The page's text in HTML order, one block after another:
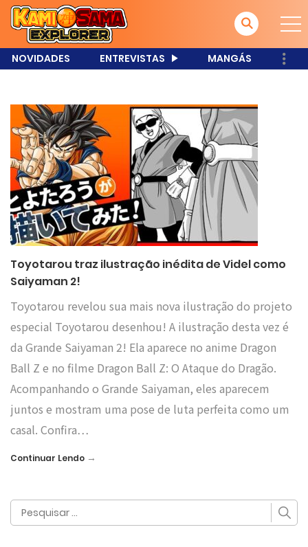
NOVIDADES ENTREVISTAS MANGÁS
Toyotarou traz ilustração inédita de Videl como
Saiyaman 2!
Toyotarou revelou sua mais nova ilustração do projeto
especial Toyotarou desenhou! A ilustração desta vez é
da Grande Saiyaman 2! Ela aparece no anime Dragon
Ball Z e no filme Dragon Ball Z: O Ataque do Dragão.
Acompanhando o Grande Saiyaman, eles aparecem
juntos e mostram uma pose de luta perfeita como um
casal. Confira…
Continuar Lendo →